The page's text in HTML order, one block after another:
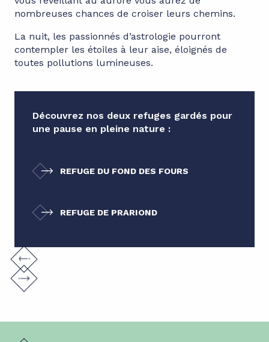
nombreuses chances de croiser leurs chemins.
La nuit, les passionnés d’astrologie pourront
contempler les étoiles à leur aise, éloignés de
toutes pollutions lumineuses.
Découvrez nos deux refuges gardés pour
une pause en pleine nature :
REFUGE DU FOND DES FOURS
REFUGE DE PRARIOND